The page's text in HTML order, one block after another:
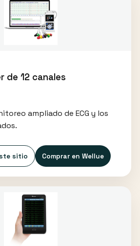
de 12 canales
ampliado de ECG y los
sitio Comprar en Wellue